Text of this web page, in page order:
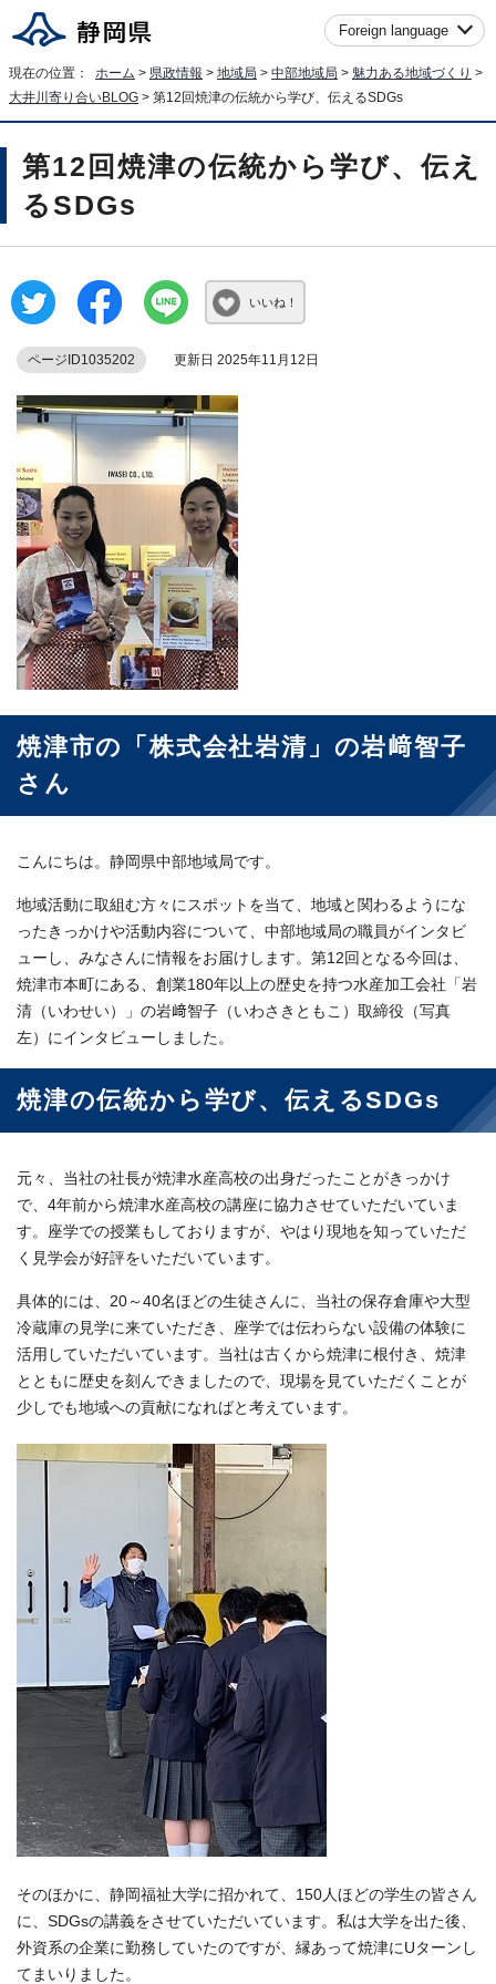
Foreign language
現在の位置： ホーム > 県政情報 > 地域局 > 中部地域局 > 魅力ある地域づくり >
大井川寄り合いBLOG > 第12回焼津の伝統から学び、伝えるSDGs
第12回焼津の伝統から学び、伝え
るSDGs
いいね！
ページID1035202 更新日 2025年11月12日
焼津市の「株式会社岩清」の岩﨑智子
さん
こんにちは。静岡県中部地域局です。
地域活動に取組む方々にスポットを当て、地域と関わるようにな
ったきっかけや活動内容について、中部地域局の職員がインタビ
ューし、みなさんに情報をお届けします。第12回となる今回は、
焼津市本町にある、創業180年以上の歴史を持つ水産加工会社「岩
清（いわせい）」の岩﨑智子（いわさきともこ）取締役（写真
左）にインタビューしました。
焼津の伝統から学び、伝えるSDGs
元々、当社の社長が焼津水産高校の出身だったことがきっかけ
で、4年前から焼津水産高校の講座に協力させていただいていま
す。座学での授業もしておりますが、やはり現地を知っていただ
く見学会が好評をいただいています。
具体的には、20～40名ほどの生徒さんに、当社の保存倉庫や大型
冷蔵庫の見学に来ていただき、座学では伝わらない設備の体験に
活用していただいています。当社は古くから焼津に根付き、焼津
とともに歴史を刻んできましたので、現場を見ていただくことが
少しでも地域への貢献になればと考えています。
そのほかに、静岡福祉大学に招かれて、150人ほどの学生の皆さん
に、SDGsの講義をさせていただいています。私は大学を出た後、
外資系の企業に勤務していたのですが、縁あって焼津にUターンし
てまいりました。